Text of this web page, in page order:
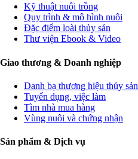
Kỹ thuật nuôi trồng
Quy trình & mô hình nuôi
Đặc điểm loài thủy sản
Thư viện Ebook & Video
Giao thương & Doanh nghiệp
Danh bạ thương hiệu thủy sản
Tuyển dụng, việc làm
Tìm nhà mua hàng
Vùng nuôi và chứng nhận
Sản phẩm & Dịch vụ